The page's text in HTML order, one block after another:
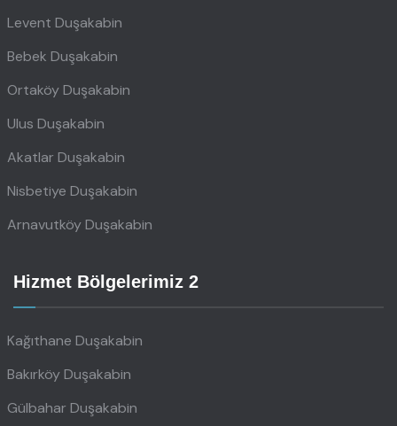
Levent Duşakabin
Bebek Duşakabin
Ortaköy Duşakabin
Ulus Duşakabin
Akatlar Duşakabin
Nisbetiye Duşakabin
Arnavutköy Duşakabin
Hizmet Bölgelerimiz 2
Kağıthane Duşakabin
Bakırköy Duşakabin
Gülbahar Duşakabin